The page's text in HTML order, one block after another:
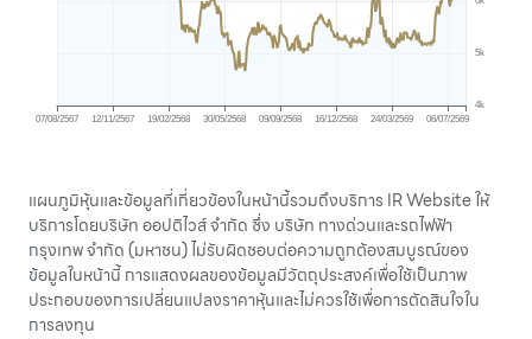
แผนภูมิหุ้นและข้อมูลที่เกี่ยวข้องในหน้านี้รวมถึงบริการ IR Websiteให้
บริการโดยบริษัท ออปติไวส์ จำกัด ซึ่ง บริษัท ทางด่วนและรถไฟฟ้า
กรุงเทพ จำกัด (มหาชน) ไม่รับผิดชอบต่อความถูกต้องสมบูรณ์ของ
ข้อมูลในหน้านี้ การแสดงผลของข้อมูลมีวัตถุประสงค์เพื่อใช้เป็นภาพ
ประกอบของการเปลี่ยนแปลงราคาหุ้นและไม่ควรใช้เพื่อการตัดสินใจใน
การลงทุน